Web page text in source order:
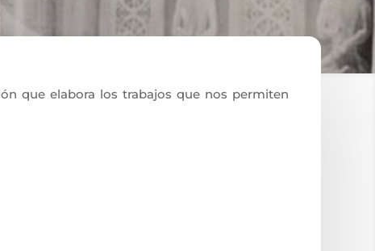
que elabora los trabajos que nos permiten